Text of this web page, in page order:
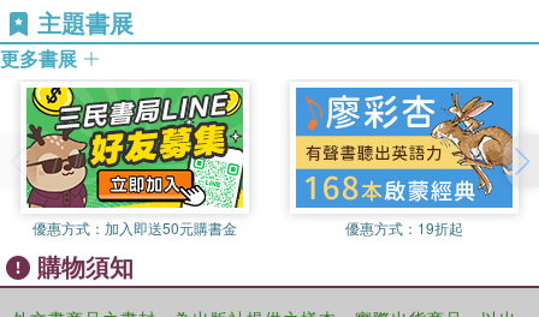
these resources contain helpful exam strategies and tips from
expert authors.
主題書展
更多書展
優惠方式： 加入即送50元購書金 優惠方式： 19折起
購物須知